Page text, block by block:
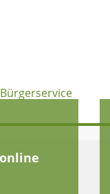
Bürgerservice